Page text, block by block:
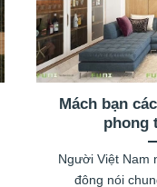
Mách bạn
phong
Người Việt Nam
đông nói